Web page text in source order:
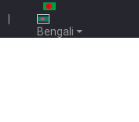
Bengali
|